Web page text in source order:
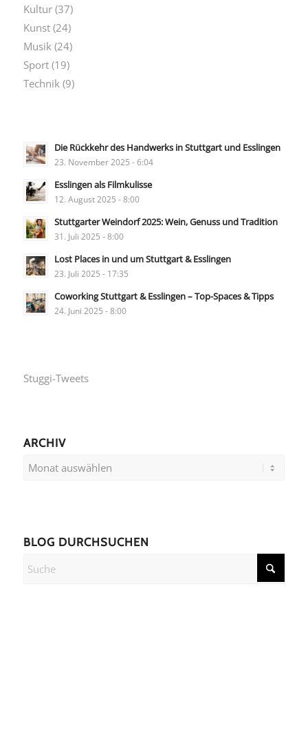
Kultur(37)
Kunst(24)
Musik (24)
Sport(19)
Technik (9)
Die Rückkehr des Handwerks in Stuttgart und Esslingen
23. November 2025 - 6:04
Esslingen als Filmkulisse
12. August 2025 - 8:00
Stuttgarter Weindorf 2025: Wein, Genuss und Tradition
31. Juli 2025 - 8:00
Lost Places in und um Stuttgart & Esslingen
23. Juli 2025 - 17:35
Coworking Stuttgart & Esslingen – Top-Spaces & Tipps
24. Juni 2025 - 8:00
Stuggi-Tweets
ARCHIV
BLOG DURCHSUCHEN